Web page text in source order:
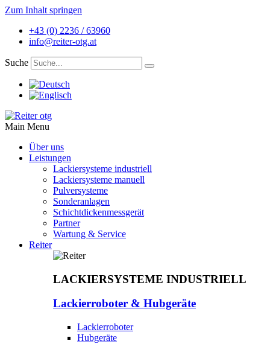
Zum Inhalt springen
+43 (0) 2236 / 63960
info@reiter-otg.at
Suche
Main Menu
Über uns
Leistungen
Lackiersysteme industriell
Lackiersysteme manuell
Pulversysteme
Sonderanlagen
Schichtdickenmessgerät
Partner
Wartung & Service
Reiter
LACKIERSYSTEME INDUSTRIELL
Lackierroboter & Hubgeräte
Lackierroboter
Hubgeräte